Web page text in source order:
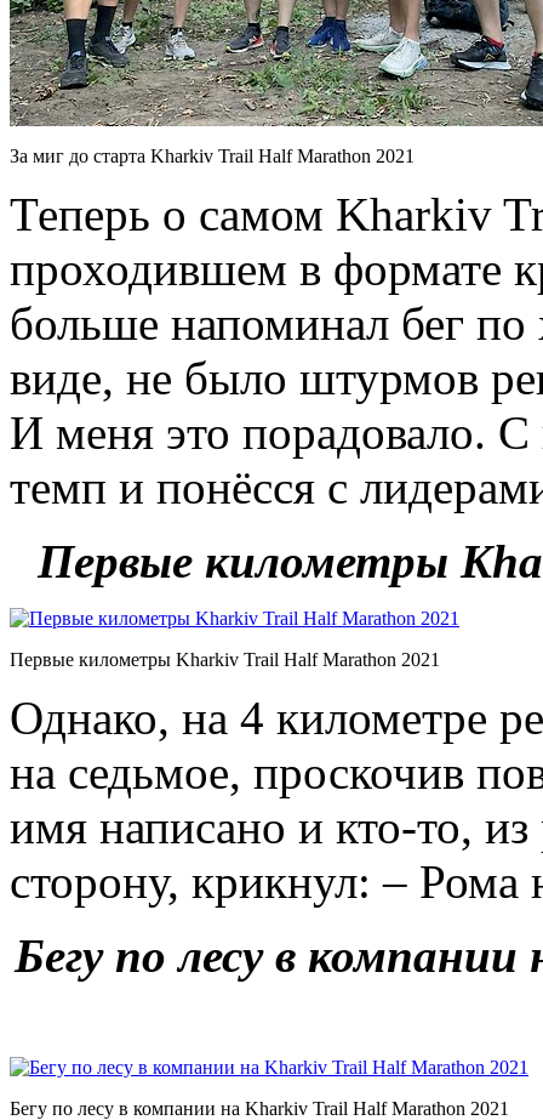
За миг до старта Kharkiv Trail Half Marathon 2021
Теперь о самом Kharkiv
проходившем в формате
больше напоминал бег
виде, не было штурмов
И меня это порадовало.
темп и понёсся с
Первые километры
Первые километры Kharkiv Trail Half Marathon 2021
Однако, на 4 километре
на седьмое, проскочив
имя написано и кто-то, из
сторону, крикнул: – Рома
Бегу по лесу в
Бегу по лесу в компании на Kharkiv Trail Half Marathon 2021